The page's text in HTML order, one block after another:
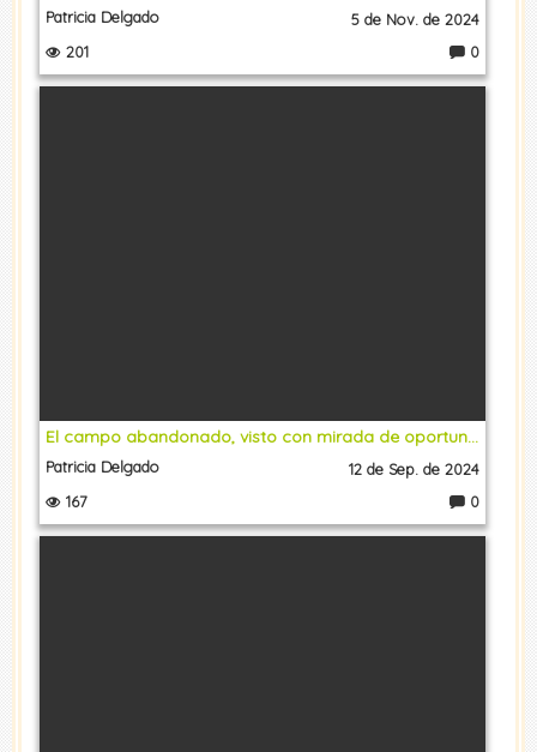
Patricia Delgado
5 de Nov. de 2024
201
o
0
El campo abandonado, visto con mirada de oportunidad
Patricia Delgado
12 de Sep. de 2024
167
o
0